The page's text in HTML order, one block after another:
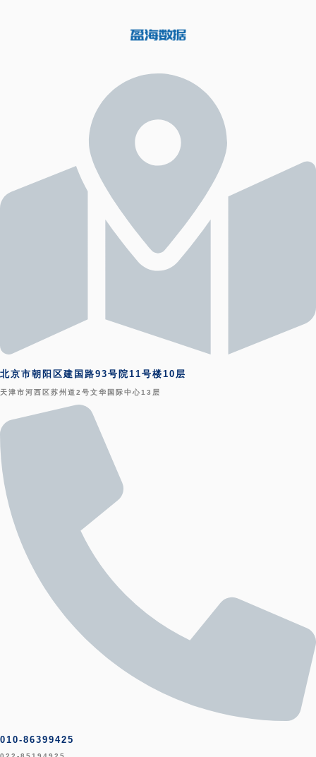
北京市朝阳区建国路93号院11号楼10层
天津市河西区苏州道2号文华国际中心13层
010-86399425